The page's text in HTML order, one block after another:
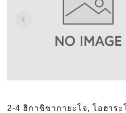
2-4 ฮิกาชิซากายะโจ, โอฮาร